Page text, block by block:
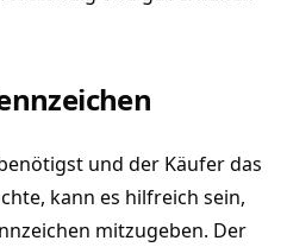
und der Käufer das
kann es hilfreich sein,
mitzugeben. Der